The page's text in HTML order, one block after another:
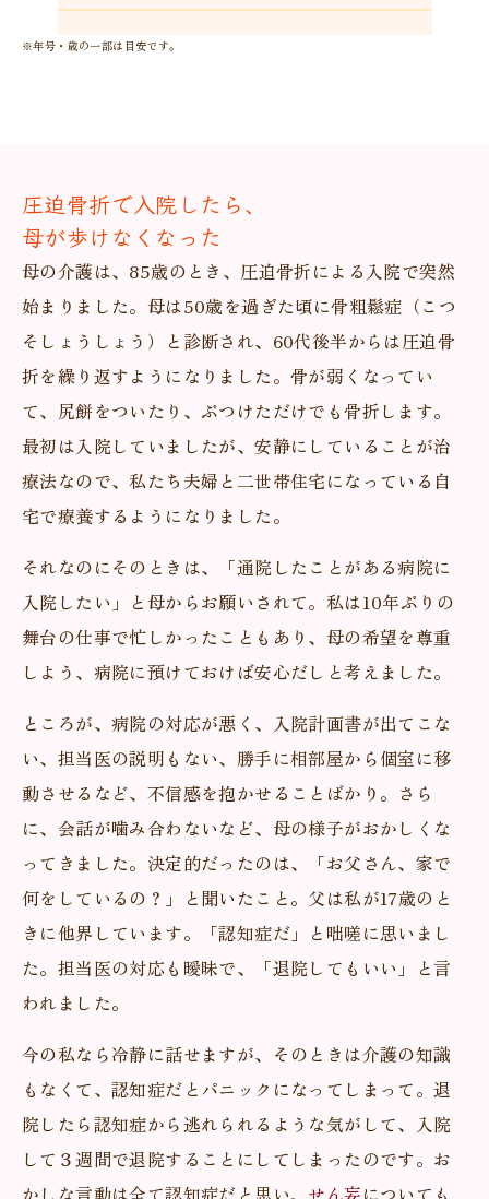
※年号・歳の一部は目安です。
圧迫骨折で入院したら、
母が歩けなくなった
母の介護は、85歳のとき、圧迫骨折による入院で突然
始まりました。母は50歳を過ぎた頃に骨粗鬆症（こつ
そしょうしょう）と診断され、60代後半からは圧迫骨
折を繰り返すようになりました。骨が弱くなってい
て、尻餅をついたり、ぶつけただけでも骨折します。
最初は入院していましたが、安静にしていることが治
療法なので、私たち夫婦と二世帯住宅になっている自
宅で療養するようになりました。
それなのにそのときは、「通院したことがある病院に
入院したい」と母からお願いされて。私は10年ぶりの
舞台の仕事で忙しかったこともあり、母の希望を尊重
しよう、病院に預けておけば安心だしと考えました。
ところが、病院の対応が悪く、入院計画書が出てこな
い、担当医の説明もない、勝手に相部屋から個室に移
動させるなど、不信感を抱かせることばかり。さら
に、会話が噛み合わないなど、母の様子がおかしくな
ってきました。決定的だったのは、「お父さん、家で
何をしているの？」と聞いたこと。父は私が17歳のと
きに他界しています。「認知症だ」と咄嗟に思いまし
た。担当医の対応も曖昧で、「退院してもいい」と言
われました。
今の私なら冷静に話せますが、そのときは介護の知識
もなくて、認知症だとパニックになってしまって。退
院したら認知症から逃れられるような気がして、入院
して３週間で退院することにしてしまったのです。お
かしな言動は全て認知症だと思い、 せん妄についても